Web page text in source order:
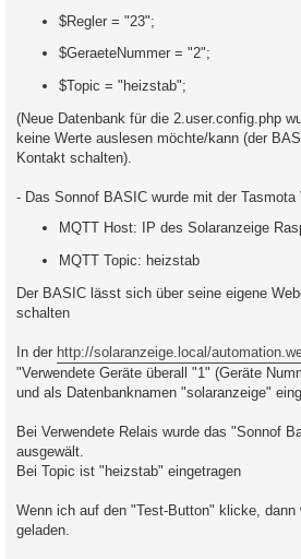
$Regler = "23";
$GeraeteNummer = "2";
$Topic = "heizstab";
(Neue Datenbank für die 2.user.config.php
keine Werte auslesen möchte/kann (der
Kontakt schalten).
- Das Sonnof BASIC wurde mit der Tasmota
MQTT Host: IP des Solaranzeige
MQTT Topic: heizstab
Der BASIC lässt sich über seine eigene
schalten
In der http://solaranzeige.local/
"Verwendete Geräte überall "1" (Geräte
und als Datenbanknamen "solaranzeige"
Bei Verwendete Relais wurde das "Sonnof
ausgewält.
Bei Topic ist "heizstab" eingetragen
Wenn ich auf den "Test-Button" klicke, dann
geladen.